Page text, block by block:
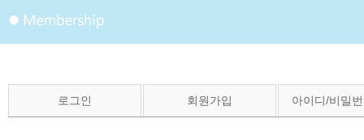
로그인 회원가입 아이디/비밀